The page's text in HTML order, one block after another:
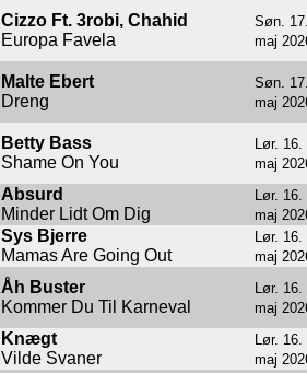
Cizzo Ft. 3robi, Chahid
Europa Favela
Søn.
maj
Malte Ebert
Dreng
Søn.
maj
Betty Bass
Shame On You
Lør. 16.
maj
Absurd
Minder Lidt Om Dig
Lør. 16.
maj
Sys Bjerre
Mamas Are Going Out
Lør. 16.
maj
Åh Buster
Kommer Du Til Karneval
Lør. 16.
maj
Knægt
Vilde Svaner
Lør. 16.
maj